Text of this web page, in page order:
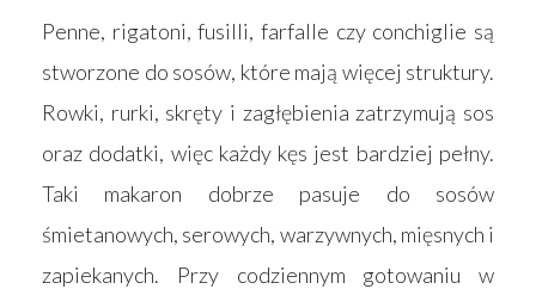
Penne, rigatoni, fusilli, farfalle czy conchiglie są
stworzone do sosów, które mają więcej struktury.
Rowki, rurki, skręty i zagłębienia zatrzymują sos
oraz dodatki, więc każdy kęs jest bardziej pełny.
Taki makaron dobrze pasuje do sosów
śmietanowych, serowych, warzywnych, mięsnych i
zapiekanych. Przy codziennym gotowaniu w